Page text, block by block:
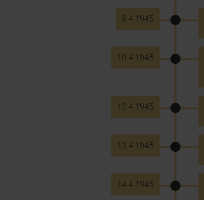
8.4.1945
10.4.1945
12.4.1945
13.4.1945
14.4.1945